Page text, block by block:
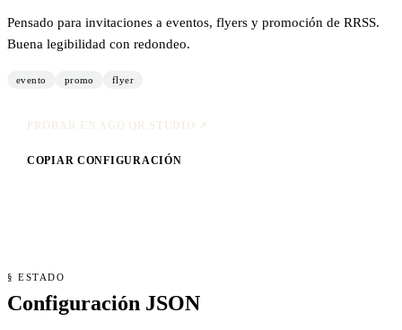
Pensado para invitaciones a eventos, flyers y promoción de RRSS.
Buena legibilidad con redondeo.
evento promo flyer
PROBAR EN AGO QR STUDIO ↗
COPIAR CONFIGURACIÓN
§ ESTADO
Configuración JSON